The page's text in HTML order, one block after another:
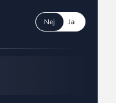
Nej Ja